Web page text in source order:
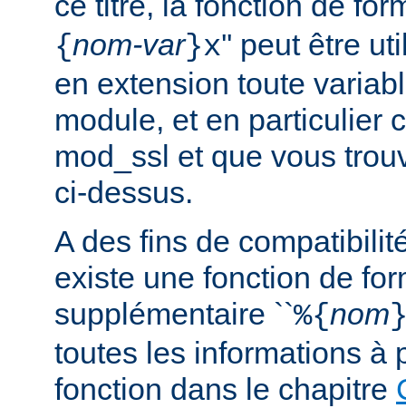
{nom-var}x'' peut être
en extension toute
module, et en particulier
mod_ssl et que vous
ci-dessus.
A des fins de
existe une fonction de
supplémentaire ``%{nom
toutes les informations à
fonction dans le chapitre